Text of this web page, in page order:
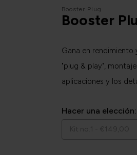
Booster Plug
Booster
Gana en rendimiento
"plug & play",
aplicaciones y los
Hacer una elección: